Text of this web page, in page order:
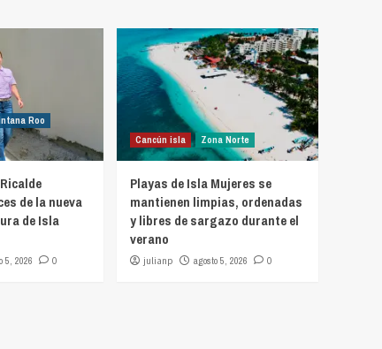
Roo
de la nueva
de Isla
5, 2026 0
Cancún isla Zona Norte
Playas de Isla Mujeres se
mantienen limpias, ordenadas
y libres de sargazo durante el
verano
julianp agosto 5, 2026 0